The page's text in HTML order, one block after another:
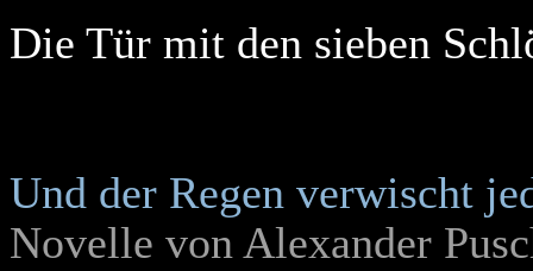
Die Tür mit den sieben
Und der Regen verwischt
Novelle von Alexander